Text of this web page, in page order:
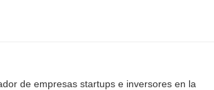
de empresas startups e inversores en la